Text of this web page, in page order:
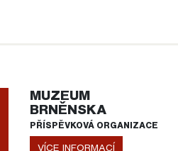
MUZEUM
BRNĚNSKA
PŘÍSPĚVKOVÁ ORGANIZACE
VÍCE INFORMACÍ